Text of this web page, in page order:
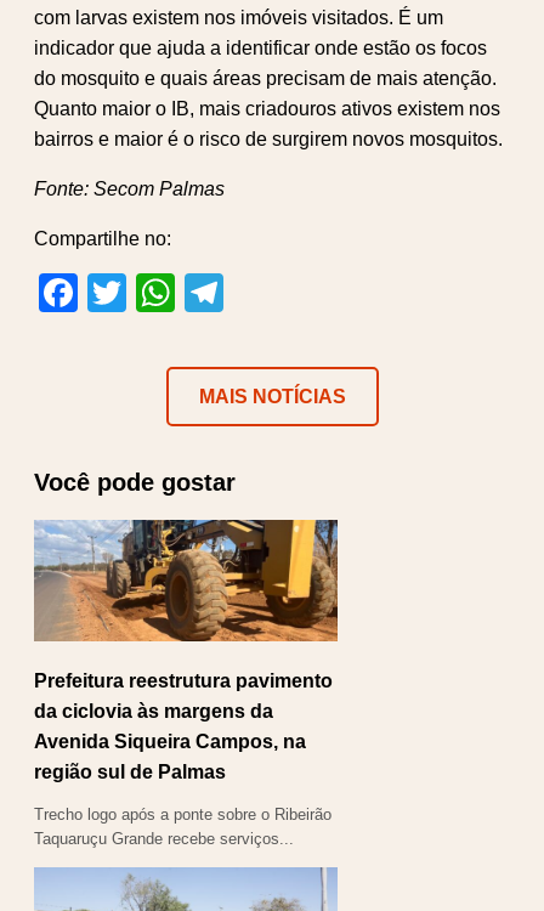
com larvas existem nos imóveis visitados. É um
indicador que ajuda a identificar onde estão os focos
do mosquito e quais áreas precisam de mais atenção.
Quanto maior o IB, mais criadouros ativos existem nos
bairros e maior é o risco de surgirem novos mosquitos.
Fonte: Secom Palmas
Compartilhe no:
Facebook
TwitterWhatsApp
MAIS NOTÍCIAS
Você pode gostar
Prefeitura reestrutura pavimento
da ciclovia às margens da
Avenida Siqueira Campos, na
região sul de Palmas
Trecho logo após a ponte sobre o Ribeirão
Taquaruçu Grande recebe serviços...